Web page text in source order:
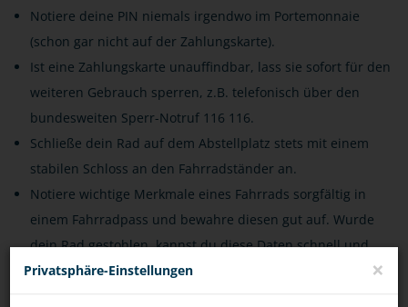
Notiere deine PIN niemals irgendwo im Portemonnaie
(schon gar nicht auf der Zahlungskarte).
Ist eine Zahlungskarte unauffindbar, lass sie sofort für den
weiteren Gebrauch sperren, z.B. telefonisch über den
bundesweiten Sperr-Notruf 116 116.
Schließe dein Rad auf dem Abstellplatz stets mit einem
stabilen Schloss an den Fahrradständer an.
Notiere wichtige Merkmale eines Fahrrads sorgfältig in
einem Fahrradpass und bewahre diesen gut auf. Wurde
dein Rad gestohlen, kannst du diese Daten schnell und
unkompliziert Polizei und Versicherung zur Verfügung
Privatsphäre-Einstellungen ×